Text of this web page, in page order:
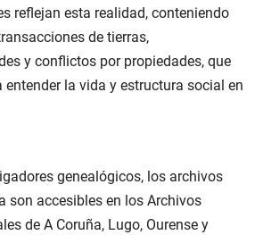
reflejan esta realidad, conteniendo
de tierras,
y conflictos por propiedades, que
entender la vida y estructura social en
genealógicos, los archivos
son accesibles en los Archivos
de A Coruña, Lugo, Ourense y